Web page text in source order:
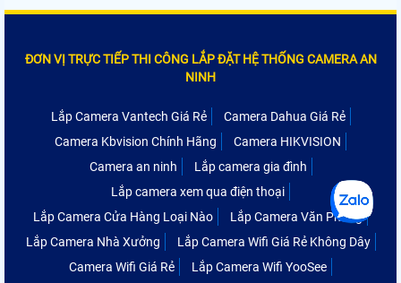
ĐƠN VỊ TRỰC TIẾP THI CÔNG LẮP ĐẶT HỆ THỐNG CAMERA AN
NINH
Lắp Camera Vantech Giá Rẻ
Camera Dahua Giá Rẻ
Camera Kbvision Chính Hãng
Camera HIKVISION
Camera an ninh
Lắp camera gia đình
Lắp camera xem qua điện thoại
Lắp Camera Cửa Hàng Loại Nào
Lắp Camera Văn Phòng
Lắp Camera Nhà Xưởng
Lắp Camera Wifi Giá Rẻ Không Dây
Camera Wifi Giá Rẻ
Lắp Camera Wifi YooSee